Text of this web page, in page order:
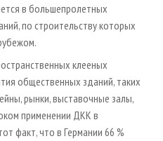
в большепролетных
по строительству которых
клееных
общественных зданий, таких
рынки, выставочные залы,
применении ДКК в
факт, что в Германии 66 %